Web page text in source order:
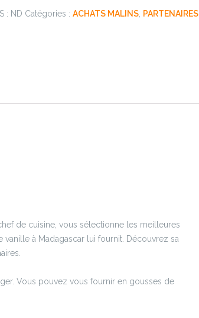
: ND Catégories : ACHATS MALINS PARTENAIRES
de cuisine, vous sélectionne les meilleures
à Madagascar lui fournit. Découvrez sa
Vous pouvez vous fournir en gousses de